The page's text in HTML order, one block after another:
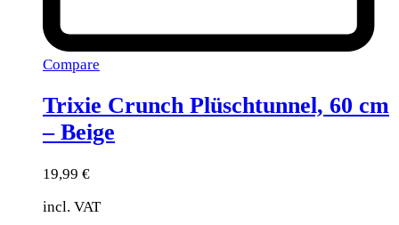
Compare
Trixie Crunch Plüschtunnel, 60 cm
– Beige
19,99 €
incl. VAT